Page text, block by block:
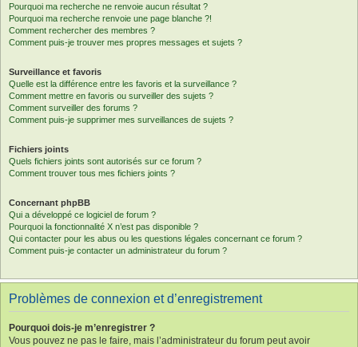
Pourquoi ma recherche ne renvoie aucun résultat ?
Pourquoi ma recherche renvoie une page blanche ?!
Comment rechercher des membres ?
Comment puis-je trouver mes propres messages et sujets ?
Surveillance et favoris
Quelle est la différence entre les favoris et la surveillance ?
Comment mettre en favoris ou surveiller des sujets ?
Comment surveiller des forums ?
Comment puis-je supprimer mes surveillances de sujets ?
Fichiers joints
Quels fichiers joints sont autorisés sur ce forum ?
Comment trouver tous mes fichiers joints ?
Concernant phpBB
Qui a développé ce logiciel de forum ?
Pourquoi la fonctionnalité X n’est pas disponible ?
Qui contacter pour les abus ou les questions légales concernant ce forum ?
Comment puis-je contacter un administrateur du forum ?
Problèmes de connexion et d’enregistrement
Pourquoi dois-je m’enregistrer ?
Vous pouvez ne pas le faire, mais l’administrateur du forum peut avoir